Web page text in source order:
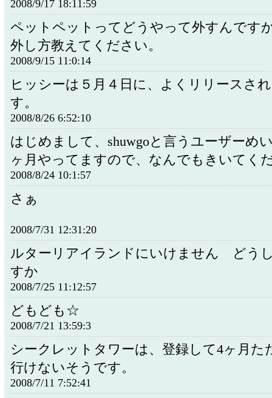
2008/9/17 18:11:59
ペットペットってどうやって外すんです
外し方教えてください。
2008/9/15 11:0:14
ヒッシーは５月４日に、よくリリースさ
す。
2008/8/26 6:52:10
はじめまして、shuwgoと言うユーザーめ
ヶ月やってますので、なんでもきいてく
2008/8/24 10:1:57
さぁ
2008/7/31 12:31:20
ルターリアイランドにいけません どう
すか
2008/7/25 11:12:57
どもども☆
2008/7/21 13:59:3
シークレットタワーは、登録して4ヶ月た
行けないそうです。
2008/7/11 7:52:41